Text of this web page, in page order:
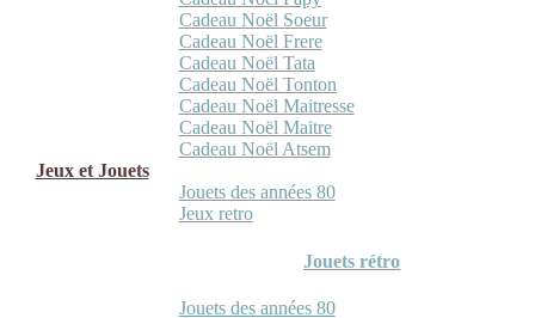
Cadeau Noël Soeur
Cadeau Noël Frere
Cadeau Noël Tata
Cadeau Noël Tonton
Cadeau Noël Maitresse
Cadeau Noël Maitre
Cadeau Noël Atsem
Jeux et Jouets
Jouets des années 80
Jeux retro
Jouets rétro
Jouets des années 80